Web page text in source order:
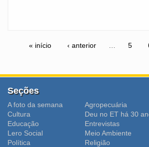
« início ‹ anterior 5
Seções
A foto da semana Agropecuária
Cultura
Deu no ET há 30
Educação
Entrevistas
Lero Social
Meio Ambiente
Polí­tica
Religião